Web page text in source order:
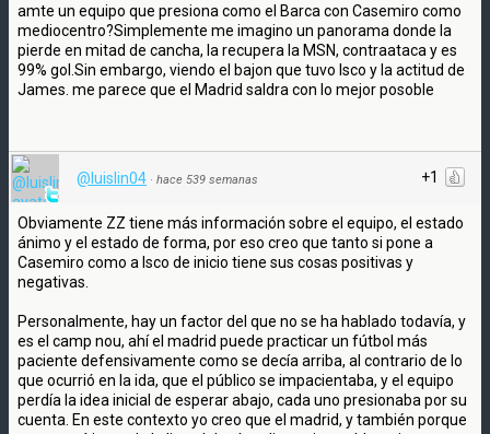
amte un equipo que presiona como el Barca con Casemiro como
mediocentro?Simplemente me imagino un panorama donde la
pierde en mitad de cancha, la recupera la MSN, contraataca y es
99% gol.Sin embargo, viendo el bajon que tuvo Isco y la actitud de
James. me parece que el Madrid saldra con lo mejor posoble
+1
@luislin04 · hace 539 semanas
Obviamente ZZ tiene más información sobre el equipo, el estado
ánimo y el estado de forma, por eso creo que tanto si pone a
Casemiro como a Isco de inicio tiene sus cosas positivas y
negativas.
Personalmente, hay un factor del que no se ha hablado todavía, y
es el camp nou, ahí el madrid puede practicar un fútbol más
paciente defensivamente como se decía arriba, al contrario de lo
que ocurrió en la ida, que el público se impacientaba, y el equipo
perdía la idea inicial de esperar abajo, cada uno presionaba por su
cuenta. En este contexto yo creo que el madrid, y también porque